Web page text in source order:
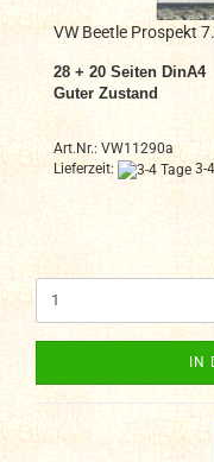
VW Beetle Prospekt
28 + 20 Seiten DinA4
Guter Zustand
Art.Nr.: VW11290a
Lieferzeit:
3-
IN